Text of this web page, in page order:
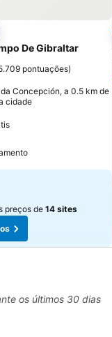
aos favoritos
De Gibraltar
pontuações)
Concepción, a 0.5 km de
cidade
preços de14 sites
os últimos 30 dias